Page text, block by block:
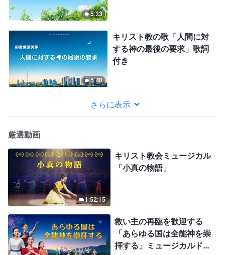
5:23
5:40
キリスト教の歌「人間に対
する神の最後の要求」歌詞
付き
さらに表示
厳選動画
1:52:15
キリスト教会ミュージカル
「小真の物語」
救い主の再臨を歓迎する
「あらゆる国は全能神を崇
拝する」ミュージカルドラ